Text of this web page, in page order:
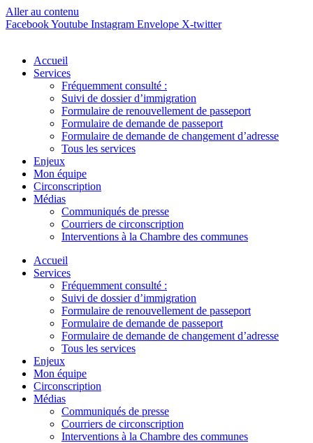
Aller au contenu
FacebookYoutube Instagram Envelope X-twitter
Accueil
Services
Fréquemment consulté :
Suivi de dossier d’immigration
Formulaire de renouvellement de passeport
Formulaire de demande de passeport
Formulaire de demande de changement d’adresse
Tous les services
Enjeux
Mon équipe
Circonscription
Médias
Communiqués de presse
Courriers de circonscription
Interventions à la Chambre des communes
Accueil
Services
Fréquemment consulté :
Suivi de dossier d’immigration
Formulaire de renouvellement de passeport
Formulaire de demande de passeport
Formulaire de demande de changement d’adresse
Tous les services
Enjeux
Mon équipe
Circonscription
Médias
Communiqués de presse
Courriers de circonscription
Interventions à la Chambre des communes